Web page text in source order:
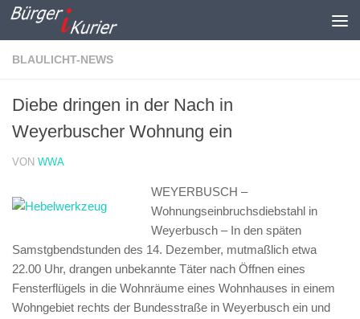
Zum Inhalt springen
BLAULICHT-NEWS
Diebe dringen in der Nach in
Weyerbuscher Wohnung ein
VON WWA
WEYERBUSCH –
Wohnungseinbruchsdiebstahl in
Weyerbusch – In den späten
Samstgbendstunden des 14. Dezember, mutmaßlich etwa
22.00 Uhr, drangen unbekannte Täter nach Öffnen eines
Fensterflügels in die Wohnräume eines Wohnhauses in einem
Wohngebiet rechts der Bundesstraße in Weyerbusch ein und